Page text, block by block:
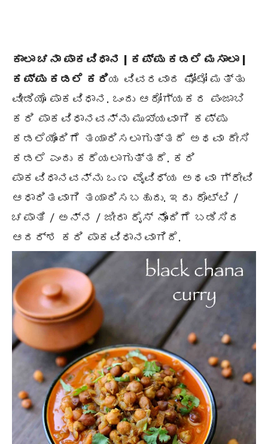
ಕಾಲಾ ಚನಾ ಪಾಕವಿಧಾನ | ಕಪ್ಪು ಕಡಲೆ ಮಸಾಲಾ |
ಕಪ್ಪು ಕಡಲೆ ಕರಿಯ ವಿವರವಾದ ಫೋಟೋ ಮತ್ತು
ವೀಡಿಯೊ ಪಾಕವಿಧಾನ. ಒಂದು ಆರೋಗ್ಯಕರ ಪಂಜಾಬಿ
ಕರಿ ಪಾಕವಿಧಾನವನ್ನು ಮುಖ್ಯವಾಗಿ ಕಪ್ಪು
ಕಡಲೆಯೊಂದಿಗೆ ತಯಾರಿಸಲಾಗುತ್ತದೆ ಅಥವಾ ದೇಸಿ
ಕಡಲೆ ಎಂದು ಕರೆಯಲಾಗುತ್ತದೆ. ಕರಿ
ಪಾಕವಿಧಾನವನ್ನು ಒಣ ವೈವಿಧ್ಯ ಅಥವಾ ಗ್ರೇವಿ
ಆಧಾರಿತವಾಗಿ ತಯಾರಿಸಬಹುದು. ಇದು ರೊಟ್ಟಿ /
ಚಪಾತಿ / ಅನ್ನ / ಜೀರಾ ರೈಸ್ ನೊಂದಿಗೆ ಬಡಿಸಿದ
ಆದರ್ಶ ಕರಿ ಪಾಕವಿಧಾನವಾಗಿದೆ.